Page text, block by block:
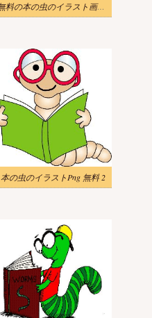
無料の本の虫のイラスト画像 3
本の虫のイラストPng 無料 2